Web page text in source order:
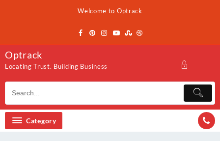
Welcome to Optrack
Optrack
Locating Trust. Building Business
Category